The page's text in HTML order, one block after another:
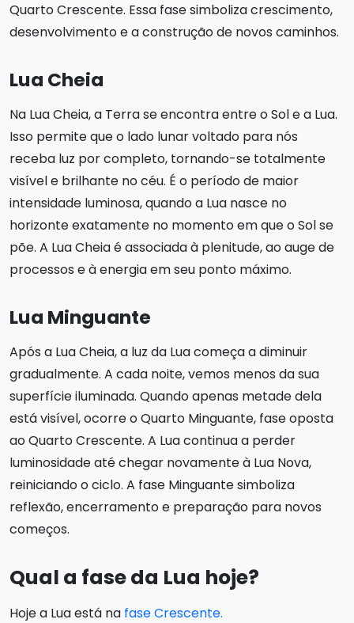
Quarto Crescente. Essa fase simboliza crescimento,
desenvolvimento e a construção de novos caminhos.
Lua Cheia
Na Lua Cheia, a Terra se encontra entre o Sol e a Lua.
Isso permite que o lado lunar voltado para nós
receba luz por completo, tornando-se totalmente
visível e brilhante no céu. É o período de maior
intensidade luminosa, quando a Lua nasce no
horizonte exatamente no momento em que o Sol se
põe. A Lua Cheia é associada à plenitude, ao auge de
processos e à energia em seu ponto máximo.
Lua Minguante
Após a Lua Cheia, a luz da Lua começa a diminuir
gradualmente. A cada noite, vemos menos da sua
superfície iluminada. Quando apenas metade dela
está visível, ocorre o Quarto Minguante, fase oposta
ao Quarto Crescente. A Lua continua a perder
luminosidade até chegar novamente à Lua Nova,
reiniciando o ciclo. A fase Minguante simboliza
reflexão, encerramento e preparação para novos
começos.
Qual a fase da Lua hoje?
Hoje a Lua está na fase Crescente.